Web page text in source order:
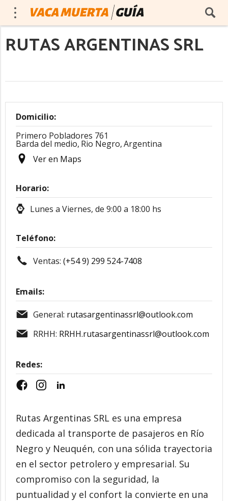
RUTAS ARGENTINAS SRL
Domicilio:
Primero Pobladores 761
Barda del medio, Rio Negro,Argentina
Ver en Maps
Horario:
Lunes a Viernes, de 9:00 a 18:00 hs
Teléfono:
Ventas: (+54 9) 299 524-7408
Emails:
General: rutasargentinassrl@outlook.com
RRHH: RRHH.rutasargentinassrl@outlook.com
Redes:
Rutas Argentinas SRL es una empresa
dedicada al transporte de pasajeros en Río
Negro y Neuquén, con una sólida trayectoria
en el sector petrolero y empresarial. Su
compromiso con la seguridad, la
puntualidad y el confort la convierte en una